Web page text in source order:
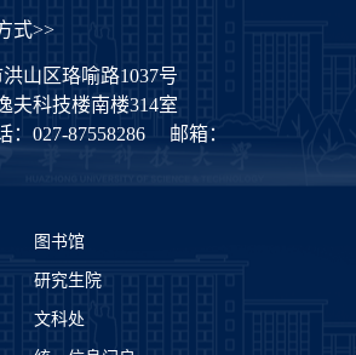
式>>
山区珞喻路1037号
科技楼南楼314室
：027-87558286
邮箱：
图书馆
研究生院
文科处